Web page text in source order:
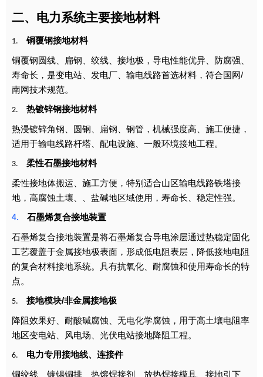
二、电力系统主要接地材料
1. 铜覆钢接地材料
铜覆钢圆线、扁钢、绞线、接地极，导电性能优异、防腐强、
寿命长，是变电站、发电厂、输电线路首选材料，符合国网/
南网技术规范。
2. 热镀锌钢接地材料
热浸镀锌角钢、圆钢、扁钢、钢管，机械强度高、施工便捷，
适用于输电线路杆塔、配电设施、一般环境接地工程。
3. 柔性石墨接地材料
柔性接地体搬运、施工方便 ， 特别 适合山区输电线路铁塔接
地， 高腐蚀土壤、、盐碱地区域使用，寿命长、稳定性强。
4. 石墨烯复合接地装置
石墨烯复合接地装置是将石墨烯复合导电涂层通过热稳定固化
工艺覆盖于金属接地极表面，形成低电阻表层，降低接地电阻
的复合材料接地系统。具有抗氧化、耐腐蚀和使用寿命长的特
点。
5. 接地模块/非金属接地极
降阻效果好、耐酸碱腐蚀、无电化学腐蚀，用于高土壤电阻率
地区变电站、风电场、光伏电站接地降阻工程。
6. 电力专用接地线、连接件
铜绞线、镀锡铜排、热熔焊接剂、放热焊接模具、接地引下